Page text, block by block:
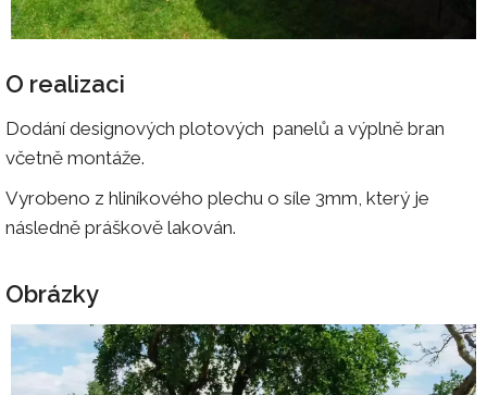
O realizaci
Dodání designových plotových panelů a výplně bran
včetně montáže.
Vyrobeno z hliníkového plechu o síle 3mm, který je
následně práškově lakován.
Obrázky